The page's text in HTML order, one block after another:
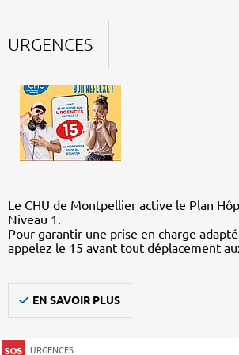
URGENCES
Le CHU de Montpellier active le Plan
Niveau 1.
Pour garantir une prise en charge
appelez le 15 avant tout déplacement
EN SAVOIR PLUS
URGENCES